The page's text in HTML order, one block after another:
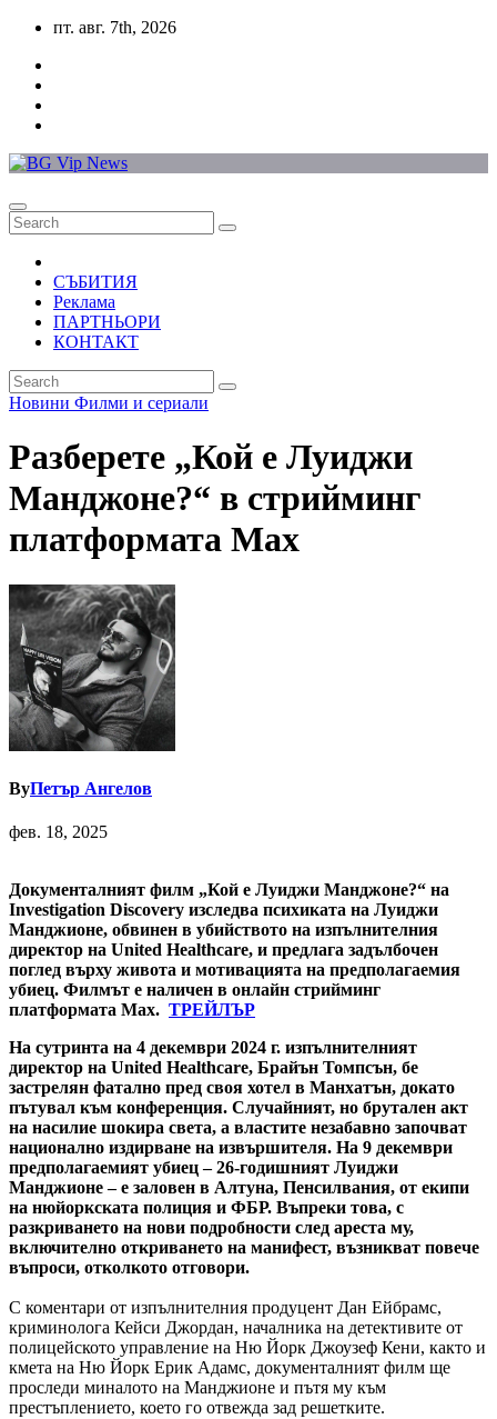
Skip
content
пт. авг. 7th, 2026
СЪБИТИЯ
Реклама
ПАРТНЬОРИ
КОНТАКТ
Новини Филми и сериали
Разберете „Кой е Луиджи
Манджоне?“ в стрийминг
платформата Max
ByПетър Ангелов
фев. 18, 2025
Документалният филм „Кой е Луиджи Манджоне?“ на
Investigation Discovery изследва психиката на Луиджи
Манджионе, обвинен в убийството на изпълнителния
директор на United Healthcare, и предлага задълбочен
поглед върху живота и мотивацията на предполагаемия
убиец. Филмът е наличен в онлайн стрийминг
платформата Max. ТРЕЙЛЪР
На сутринта на 4 декември 2024 г. изпълнителният
директор на United Healthcare, Брайън Томпсън, бе
застрелян фатално пред своя хотел в Манхатън, докато
пътувал към конференция. Случайният, но брутален акт
на насилие шокира света, а властите незабавно започват
национално издирване на извършителя. На 9 декември
предполагаемият убиец – 26-годишният Луиджи
Манджионе – е заловен в Алтуна, Пенсилвания, от екипи
на нюйоркската полиция и ФБР. Въпреки това, с
разкриването на нови подробности след ареста му,
включително откриването на манифест, възникват повече
въпроси, отколкото отговори.
С коментари от изпълнителния продуцент Дан Ейбрамс,
криминолога Кейси Джордан, началника на детективите от
полицейското управление на Ню Йорк Джоузеф Кени, както и
кмета на Ню Йорк Ерик Адамс, документалният филм ще
проследи миналото на Манджионе и пътя му към
престъплението, което го отвежда зад решетките.